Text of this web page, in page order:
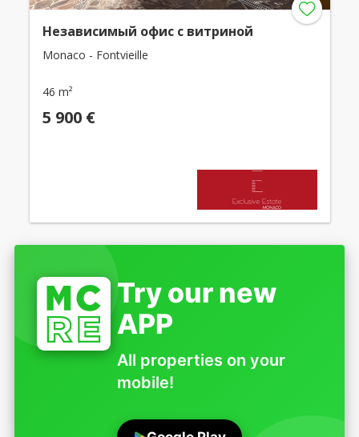
Независимый офис с витриной
Monaco - Fontvieille
46 m²
5 900 €
Try our new
APP
All properties on your
mobile!